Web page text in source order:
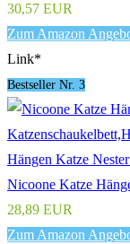
30,57 EUR
Zum Amazon
Link*
Bestseller Nr. 3
Nicoone Katze
28,89 EUR
Zum Amazon